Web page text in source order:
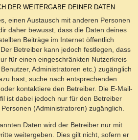
DER WEITERGABE DEINER DATEN
einen Austausch mit anderen Personen
daher bewusst, dass die Daten deines
Beiträge im Internet öffentlich
Betreiber kann jedoch festlegen, dass
für einen eingeschränkten Nutzerkreis
Administratoren etc.) zugänglich
hast, suche nach entsprechenden
kontaktiere den Betreiber. Die E-Mail-
ist dabei jedoch nur für den Betreiber
(Administratoren) zugänglich.
Daten wird der Betreiber nur mit
weitergeben. Dies gilt nicht, sofern er